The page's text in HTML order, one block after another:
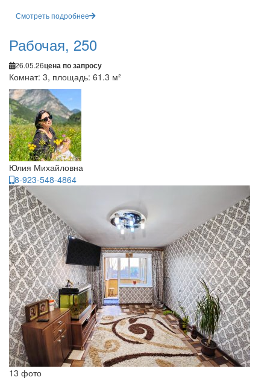
Смотреть подробнее
Рабочая, 250
26.05.26цена по запросу
Комнат: 3, площадь: 61.3 м²
Юлия Михайловна
8-923-548-4864
13 фото